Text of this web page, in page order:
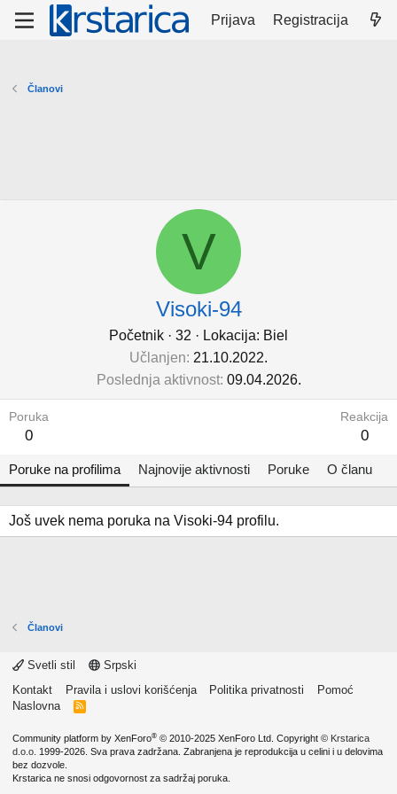
Prijava Registracija
Članovi
V
Visoki-94
Početnik · 32 · Lokacija: Biel
Učlanjen 21.10.2022.
Poslednja aktivnost 09.04.2026.
Poruka
0
Reakcija
0
Poruke na profilima Najnovije aktivnosti Poruke O članu
Još uvek nema poruka na Visoki-94 profilu.
Članovi
Svetli stil
Srpski
Kontakt
Pravila i uslovi korišćenja Politika privatnosti
Pomoć
Naslovna
R
Community platform by XenForo® © 2010-2025 XenForo Ltd. Copyright © Krstarica
d.o.o. 1999-2026. Sva prava zadržana. Zabranjena je reprodukcija u celini i u delovima
bez dozvole.
Krstarica ne snosi odgovornost za sadržaj poruka.